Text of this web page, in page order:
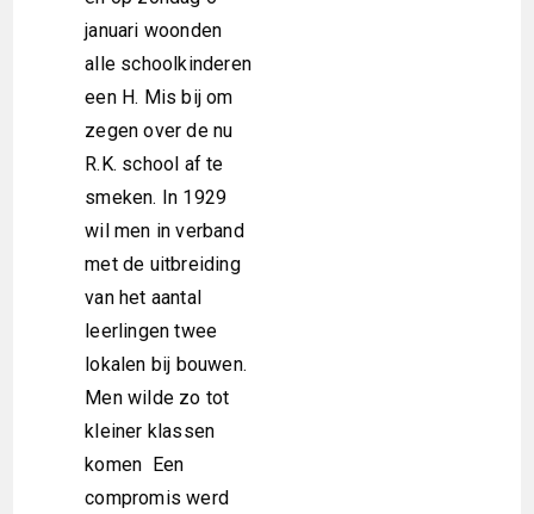
januari woonden
alle schoolkinderen
een H. Mis bij om
zegen over de nu
R.K. school af te
smeken. In 1929
wil men in verband
met de uitbreiding
van het aantal
leerlingen twee
lokalen bij bouwen.
Men wilde zo tot
kleiner klassen
komen Een
compromis werd